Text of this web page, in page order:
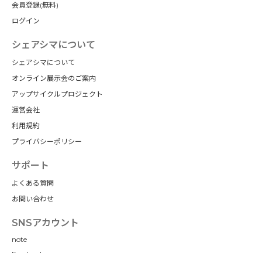
会員登録(無料)
ログイン
シェアシマについて
シェアシマについて
オンライン展示会のご案内
アップサイクルプロジェクト
運営会社
利用規約
プライバシーポリシー
サポート
よくある質問
お問い合わせ
SNSアカウント
note